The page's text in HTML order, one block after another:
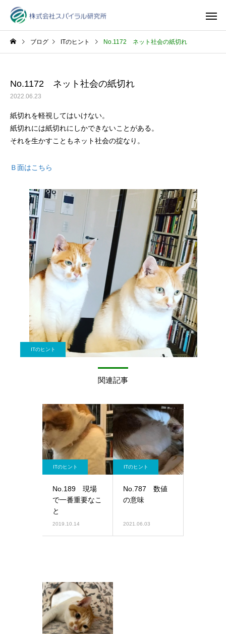
ブログ ITのヒント No.1172 ネット社会の紙切れ
No.1172 ネット社会の紙切れ
2022.06.23
紙切れを軽視してはいけない。
紙切れには紙切れにしかできないことがある。
それを生かすこともネット社会の掟なり。
Ｂ面はこちら
ITのヒント
関連記事
ITのヒント
No.189 現場
で一番重要なこ
と
2019.10.14
ITのヒント
No.787 数値
の意味
2021.06.03